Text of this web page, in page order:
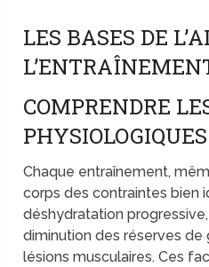
LES BASES DE
COMPRENDRE
Chaque entraînement,
corps des contraintes bien
déshydratation
diminution des réserves
lésions musculaires. Ces